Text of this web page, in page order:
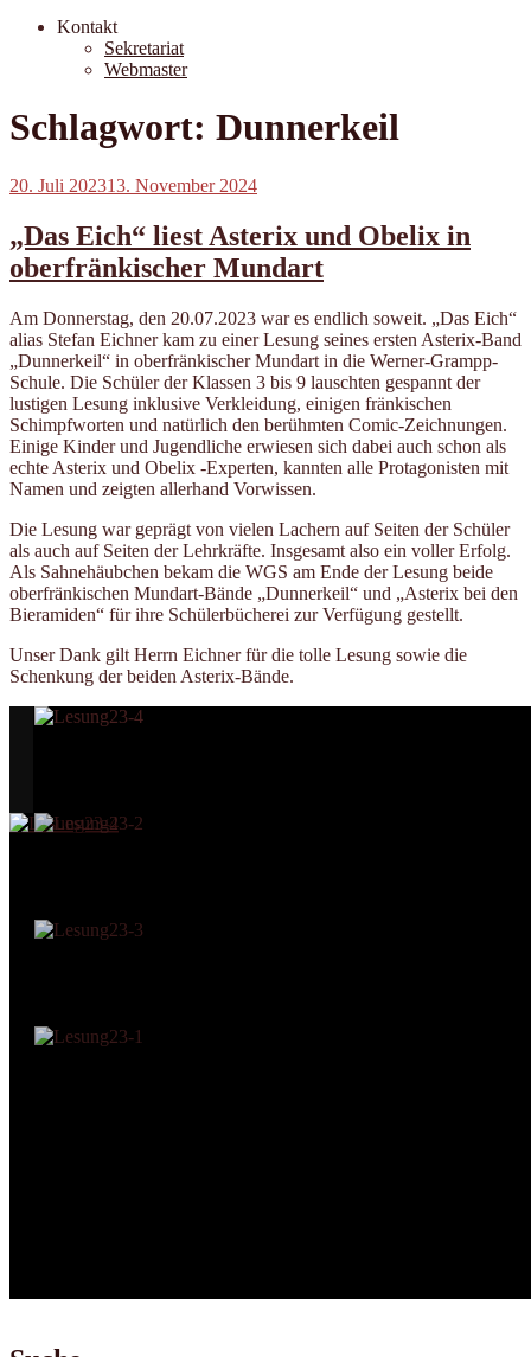
Kontakt
Sekretariat
Webmaster
Schlagwort: Dunnerkeil
Veröffentlicht
20. Juli 202313. November 2024
„Das Eich“ liest Asterix und Obelix in
oberfränkischer Mundart
Am Donnerstag, den 20.07.2023 war es endlich soweit. „Das Eich“
alias Stefan Eichner kam zu einer Lesung seines ersten Asterix-Band
„Dunnerkeil“ in oberfränkischer Mundart in die Werner-Grampp-
Schule. Die Schüler der Klassen 3 bis 9 lauschten gespannt der
lustigen Lesung inklusive Verkleidung, einigen fränkischen
Schimpfworten und natürlich den berühmten Comic-Zeichnungen.
Einige Kinder und Jugendliche erwiesen sich dabei auch schon als
echte Asterix und Obelix -Experten, kannten alle Protagonisten mit
Namen und zeigten allerhand Vorwissen.
Die Lesung war geprägt von vielen Lachern auf Seiten der Schüler
als auch auf Seiten der Lehrkräfte. Insgesamt also ein voller Erfolg.
Als Sahnehäubchen bekam die WGS am Ende der Lesung beide
oberfränkischen Mundart-Bände „Dunnerkeil“ und „Asterix bei den
Bieramiden“ für ihre Schülerbücherei zur Verfügung gestellt.
Unser Dank gilt Herrn Eichner für die tolle Lesung sowie die
Schenkung der beiden Asterix-Bände.